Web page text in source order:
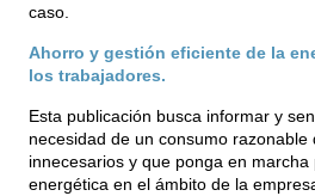
caso.
Ahorro y gestión eficiente de la
los trabajadores.
Esta publicación busca informar y
necesidad de un consumo
innecesarios y que ponga en
energética en el ámbito de la